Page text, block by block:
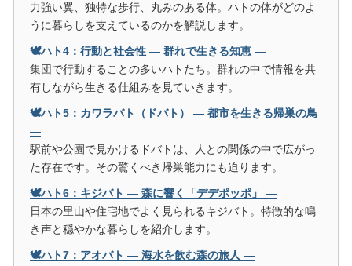
力強い翼、独特な歩行、丸みのある体。ハトの体がどのよ
うに暮らしを支えているのかを解説します。
🕊️ハト4：行動と社会性 ― 群れで生きる知恵 ―
集団で行動することの多いハトたち。群れの中で情報を共
有しながら生きる仕組みを見ていきます。
🕊️ハト5：カワラバト（ドバト） ― 都市を生きる帰巣の鳥
―
駅前や公園で見かけるドバトは、人との関係の中で広がっ
た存在です。その驚くべき帰巣能力にも迫ります。
🕊️ハト6：キジバト ― 森に響く「デデポッポ」 ―
日本の里山や住宅地でよく見られるキジバト。特徴的な鳴
き声と穏やかな暮らしを紹介します。
🕊️ハト7：アオバト ― 海水を飲む森の旅人 ―